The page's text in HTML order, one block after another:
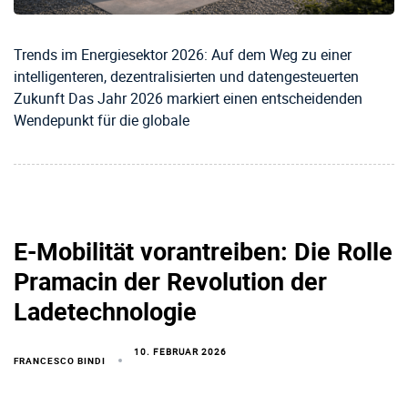
Trends im Energiesektor 2026: Auf dem Weg zu einer
intelligenteren, dezentralisierten und datengesteuerten
Zukunft Das Jahr 2026 markiert einen entscheidenden
Wendepunkt für die globale
E-Mobilität vorantreiben: Die Rolle
Pramacin der Revolution der
Ladetechnologie
FRANCESCO BINDI
10. FEBRUAR 2026